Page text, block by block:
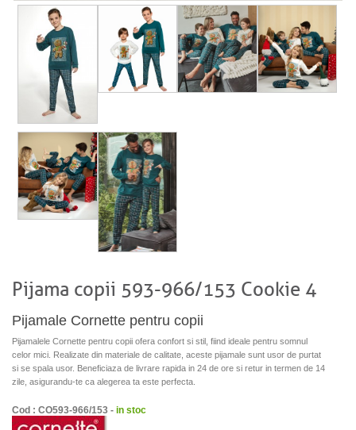
Pijama copii 593-966/153 Cookie 4
Pijamale Cornette pentru copii
Pijamalele Cornette pentru copii ofera confort si stil, fiind ideale pentru somnul
celor mici. Realizate din materiale de calitate, aceste pijamale sunt usor de purtat
si se spala usor. Beneficiaza de livrare rapida in 24 de ore si retur in termen de 14
zile, asigurandu-te ca alegerea ta este perfecta.
Cod : CO593-966/153 - in stoc